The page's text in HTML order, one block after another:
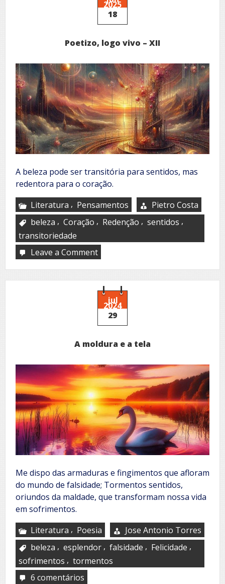
2025
18
Poetizo, logo vivo – XII
A beleza pode ser transitória para sentidos, mas
redentora para o coração.
Literatura , Pensamentos
Pietro Costa
beleza , Coração , Redenção , sentidos ,
transitoriedade
Leave a Commenton
logo
vivo
–
XIIjul
2024
29
A moldura e a tela
Me dispo das armaduras e fingimentos que afloram
do mundo de falsidade; Tormentos sentidos,
oriundos da maldade, que transformam nossa vida
em sofrimentos.
Literatura , Poesia
Jose Antonio Torres
beleza , esplendor , falsidade , Felicidade ,
sofrimentos , tormentos
6 comentários